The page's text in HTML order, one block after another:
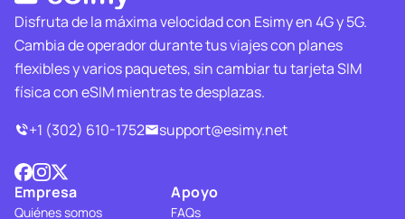
Disfruta de la máxima velocidad con Esimy en 4G y 5G.
Cambia de operador durante tus viajes con planes
flexibles y varios paquetes, sin cambiar tu tarjeta SIM
física con eSIM mientras te desplazas.
+1 (302) 610-1752
support@esimy.net
Empresa
Quiénes somos
Apoyo
FAQs